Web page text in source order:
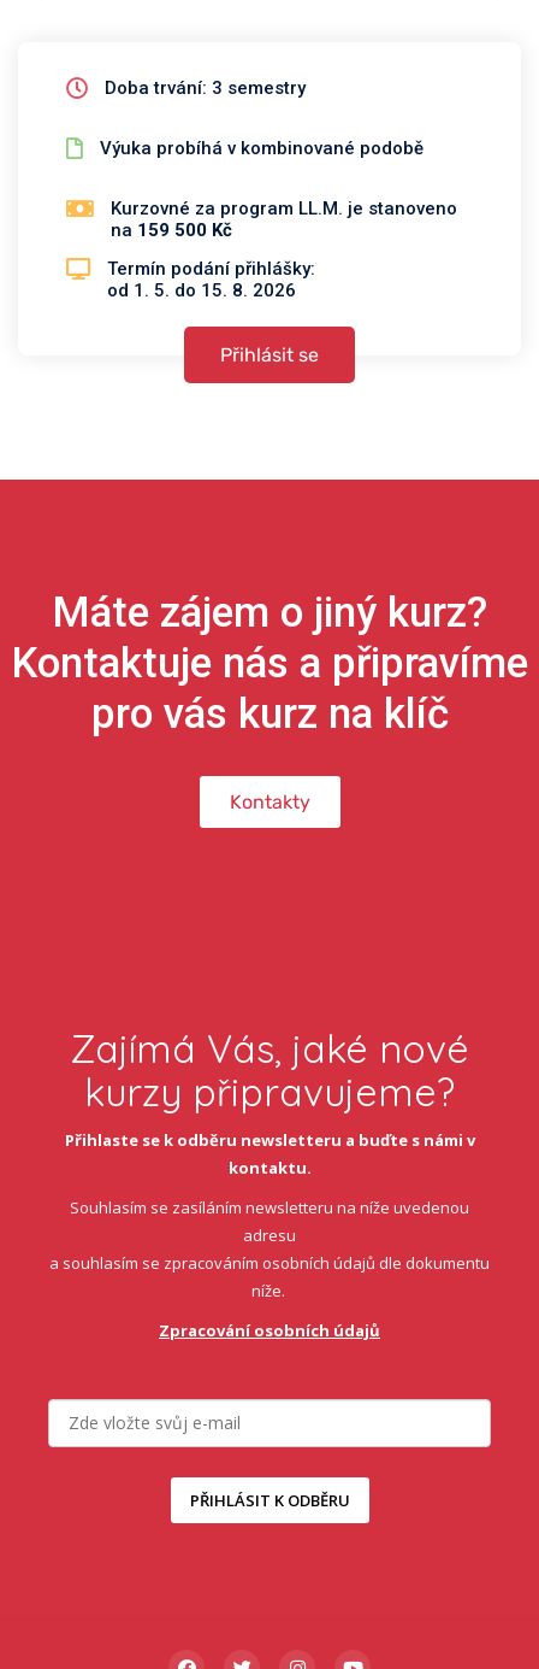
Doba trvání: 3 semestry
Výuka probíhá v kombinované podobě
Kurzovné za program LL.M. je stanoveno
na 159 500 Kč
Termín podání přihlášky:
od 1. 5. do 15. 8. 2026
Přihlásit se
Máte zájem o jiný kurz?
Kontaktuje nás a připravíme
pro vás kurz na klíč
Kontakty
Zajímá Vás, jaké nové
kurzy připravujeme?
Přihlaste se k odběru newsletteru a buďte s námi v
kontaktu.
Souhlasím se zasíláním newsletteru na níže uvedenou
adresu
a souhlasím se zpracováním osobních údajů dle dokumentu
níže.
Zpracování osobních údajů
PŘIHLÁSIT K ODBĚRU